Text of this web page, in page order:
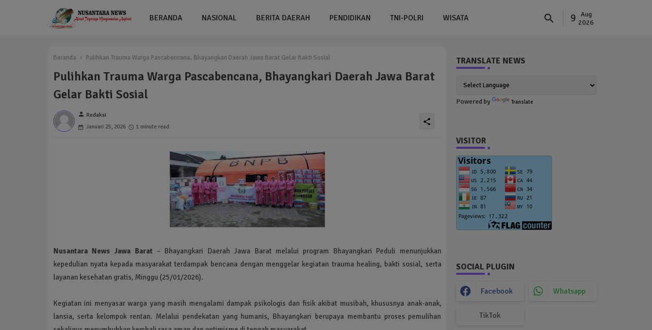
BERANDA NASIONAL BERITA DAERAH PENDIDIKAN TNI-POLRI WISATA 9
Aug
2026
Beranda Pulihkan Trauma Warga Pascabencana, Bhayangkari Daerah Jawa Barat Gelar Bakti Sosial
Pulihkan Trauma Warga Pascabencana, Bhayangkari Daerah Jawa Barat
Gelar Bakti Sosial
person Redaksi
Januari 25, 2026
1 minute read
share
Nusantara News Jawa Barat – Bhayangkari Daerah Jawa Barat melalui program Bhayangkari Peduli menunjukkan
kepedulian nyata kepada masyarakat terdampak bencana dengan menggelar kegiatan trauma healing, bakti sosial, serta
layanan kesehatan gratis, Minggu (25/01/2026).
Kegiatan ini menyasar warga yang masih mengalami dampak psikologis dan fisik akibat musibah, khususnya anak-anak,
lansia, serta kelompok rentan. Melalui pendekatan yang humanis, Bhayangkari berupaya membantu proses pemulihan
TRANSLATE NEWS
Powered by Translate
VISITOR
SOCIAL PLUGIN
Facebook Whatsapp
TikTok